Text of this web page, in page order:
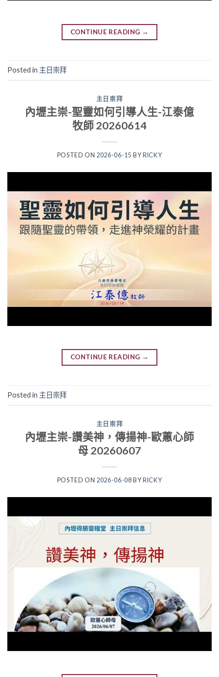
CONTINUE READING →
Posted in 主日崇拜
主日崇拜
內壢主崇-聖靈如何引導人生-江泰億
牧師 20260614
POSTED ON 2026-06-15 BY RICKY
CONTINUE READING →
Posted in 主日崇拜
主日崇拜
內壢主崇-讚美神，傳揚神-歐蕙心師
母 20260607
POSTED ON 2026-06-08 BY RICKY